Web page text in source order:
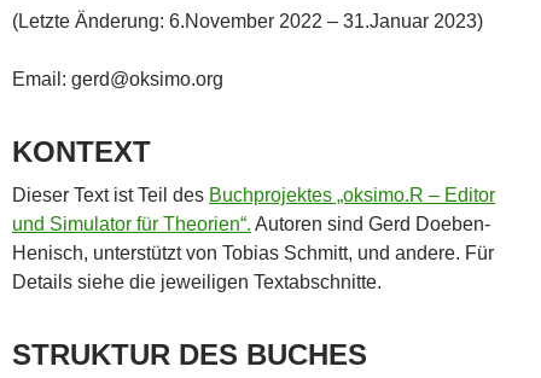
(Letzte Änderung: 6.November 2022 – 31.Januar 2023)
Email: gerd@oksimo.org
KONTEXT
Dieser Text ist Teil des Buchprojektes „oksimo.R – Editor
und Simulator für Theorien“. Autoren sind Gerd Doeben-
Henisch, unterstützt von Tobias Schmitt, und andere. Für
Details siehe die jeweiligen Textabschnitte.
STRUKTUR DES BUCHES